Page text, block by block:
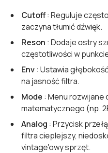
Cutoff: Reguluje
zaczyna tłumić dźwięk.
Reson : Dodaje ostry
częstotliwości w
Env: Ustawia
na jasność filtra.
Mode : Menu rozwijane
matematycznego (np.
Analog : Przycisk
filtra cieplejszy,
vintage'owy sprzęt.